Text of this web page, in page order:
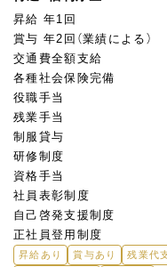
昇給 年1回
賞与 年2回（業績による）
交通費全額支給
各種社会保険完備
役職手当
残業手当
制服貸与
研修制度
資格手当
社員表彰制度
自己啓発支援制度
正社員登用制度
昇給あり 賞与あり 残業代